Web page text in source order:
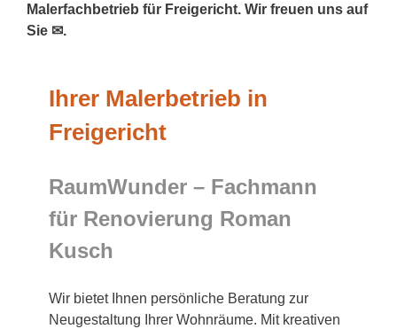
Malerfachbetrieb für Freigericht. Wir freuen uns auf
Sie ✉.
Ihrer Malerbetrieb in
Freigericht
RaumWunder – Fachmann
für Renovierung Roman
Kusch
Wir bietet Ihnen persönliche Beratung zur
Neugestaltung Ihrer Wohnräume. Mit kreativen